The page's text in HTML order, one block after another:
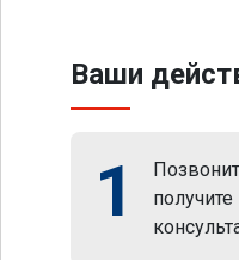
Ваши
1